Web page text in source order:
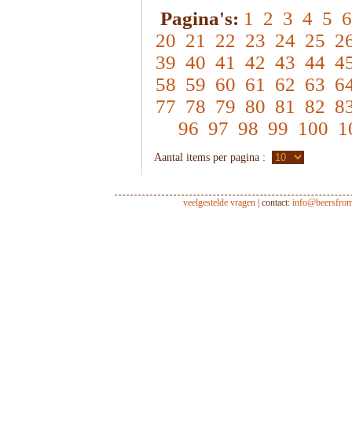
Pagina's: 1 2 3 4 5 6
20 21 22 23 24 25
39 40 41 42 43 44
58 59 60 61 62 63
77 78 79 80 81 82
96 97 98 99 100
Aantal items per pagina :
veelgestelde vragen | contact: